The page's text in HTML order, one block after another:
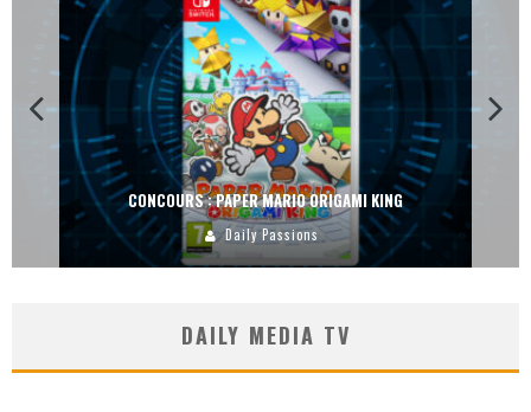
CONCOURS : PAPER MARIO ORIGAMI KING
Daily Passions
DAILY MEDIA TV